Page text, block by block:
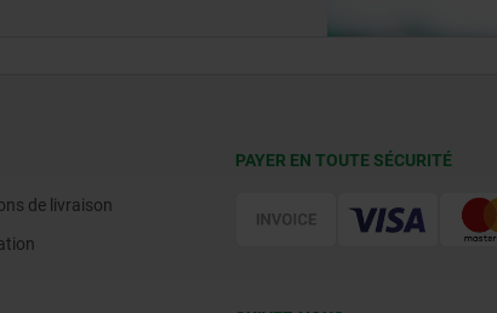
de livraison
PAYER EN TOUTE SÉCURITÉ